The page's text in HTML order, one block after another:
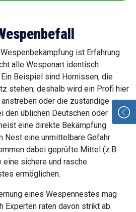
ist Erfahrung
alle Wespenart identisch
Beispiel sind Hornissen, die
stehen; deshalb wird ein Profi hier
oder die zuständige
den üblichen Deutschen oder
eine direkte Bekämpfung
Nest eine unmittelbare Gefahr
dabei geprüfte Mittel (z.B.
eine sichere und rasche
ermöglichen.
eines Wespennestes mag
Experten raten davon strikt ab.